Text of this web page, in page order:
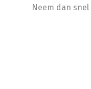
Neem dan snel